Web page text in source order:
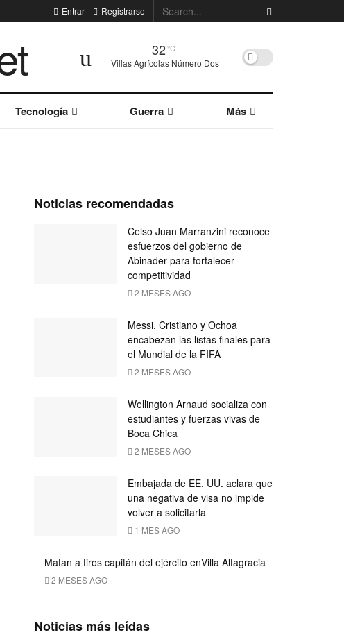
Entrar Registrarse
32°C
Villas Agrícolas Número Dos
Tecnología Guerra Más
Noticias recomendadas
Celso Juan Marranzini reconoce
esfuerzos del gobierno de
Abinader para fortalecer
competitividad
2 MESES AGO
Messi, Cristiano y Ochoa
encabezan las listas finales para
el Mundial de la FIFA
2 MESES AGO
Wellington Arnaud socializa con
estudiantes y fuerzas vivas de
Boca Chica
2 MESES AGO
Embajada de EE. UU. aclara que
una negativa de visa no impide
volver a solicitarla
1 MES AGO
Matan a tiros capitán del ejército enVilla Altagracia
2 MESES AGO
Noticias más leídas